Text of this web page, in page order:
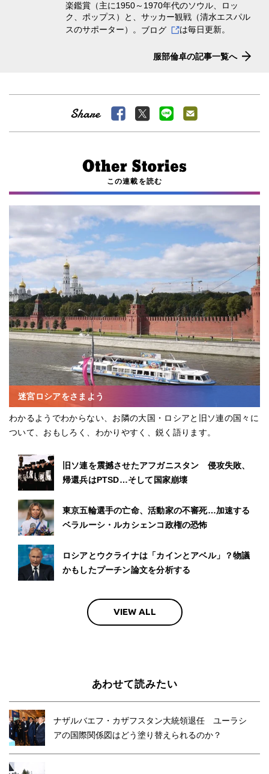
楽鑑賞（主に1950～1970年代のソウル、ロッ
ク、ポップス）と、サッカー観戦（清水エスパル
スのサポーター）。 ブログ は毎日更新。
服部倫卓の記事一覧へ
この連載を読む
迷宮ロシアをさまよう
わかるようでわからない、お隣の大国・ロシアと旧ソ連の国々に
ついて、おもしろく、わかりやすく、鋭く語ります。
旧ソ連を震撼させたアフガニスタン 侵攻失敗、
帰還兵はPTSD…そして国家崩壊
東京五輪選手の亡命、活動家の不審死…加速する
ベラルーシ・ルカシェンコ政権の恐怖
ロシアとウクライナは「カインとアベル」？物議
かもしたプーチン論文を分析する
VIEW ALL
あわせて読みたい
ナザルバエフ・カザフスタン大統領退任 ユーラシ
アの国際関係図はどう塗り替えられるのか？